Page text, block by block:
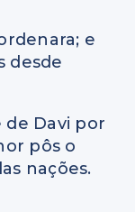
e
desde
de Davi por
pôs o
nações.